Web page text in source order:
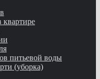
питьевой воды
(уборка)